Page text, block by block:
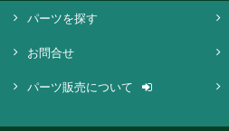
パーツを探す
お問合せ
パーツ販売について